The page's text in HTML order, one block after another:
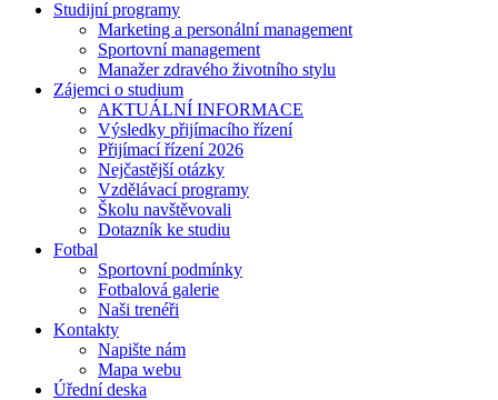
Studijní programy
Marketing a personální management
Sportovní management
Manažer zdravého životního stylu
Zájemci o studium
AKTUÁLNÍ INFORMACE
Výsledky přijímacího řízení
Přijímací řízení 2026
Nejčastější otázky
Vzdělávací programy
Školu navštěvovali
Dotazník ke studiu
Fotbal
Sportovní podmínky
Fotbalová galerie
Naši trenéři
Kontakty
Napište nám
Mapa webu
Úřední deska